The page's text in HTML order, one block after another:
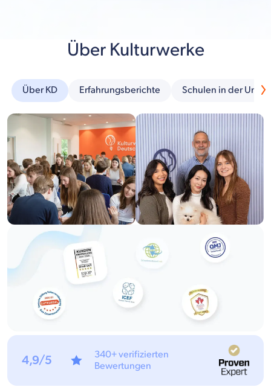
Über Kulturwerke
Über KD Erfahrungsberichte Schulen in der
4,9/5
340+ verifizierten
Bewertungen